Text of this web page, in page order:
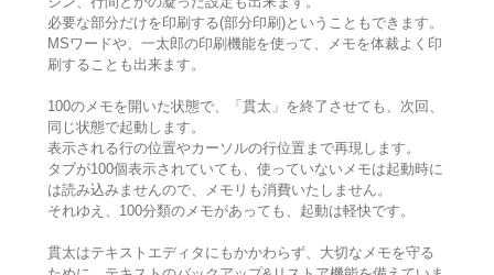
必要な部分だけを印刷する(部分印刷)ということもできます。
MSワードや、一太郎の印刷機能を使って、メモを体裁よく印
刷することも出来ます。
100のメモを開いた状態で、「貫太」を終了させても、次回、
同じ状態で起動します。
表示される行の位置やカーソルの行位置まで再現します。
タブが100個表示されていても、使っていないメモは起動時に
は読み込みませんので、メモリも消費いたしません。
それゆえ、100分類のメモがあっても、起動は軽快です。
貫太はテキストエディタにもかかわらず、大切なメモを守る